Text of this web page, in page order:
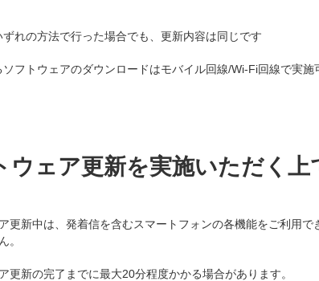
ずれの方法で行った場合でも、更新内容は同じです
ソフトウェアのダウンロードはモバイル回線/Wi-Fi回線で実施
ウェア更新を実施いただく上
更新中は、発着信を含むスマートフォンの各機能をご利用
。
更新の完了までに最大20分程度かかる場合があります。